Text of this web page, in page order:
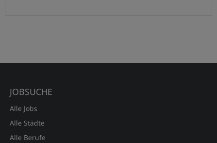
JOBSUCHE
Alle Jobs
Alle Städte
Alle Berufe